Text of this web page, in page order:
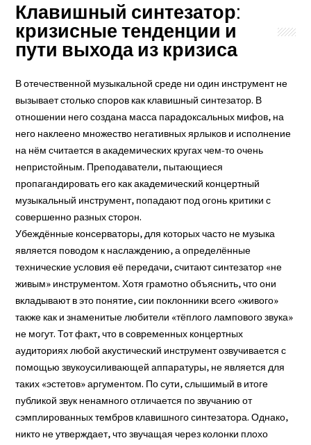
Клавишный синтезатор:
кризисные тенденции и
пути выхода из кризиса
В отечественной музыкальной среде ни один инструмент не
вызывает столько споров как клавишный синтезатор. В
отношении него создана масса парадоксальных мифов, на
него наклеено множество негативных ярлыков и исполнение
на нём считается в академических кругах чем-то очень
непристойным. Преподаватели, пытающиеся
пропагандировать его как академический концертный
музыкальный инструмент, попадают под огонь критики с
совершенно разных сторон.
Убеждённые консерваторы, для которых часто не музыка
является поводом к наслаждению, а определённые
технические условия её передачи, считают синтезатор «не
живым» инструментом. Хотя грамотно объяснить, что они
вкладывают в это понятие, сии поклонники всего «живого»
также как и знаменитые любители «тёплого лампового звука»
не могут. Тот факт, что в современных концертных
аудиториях любой акустический инструмент озвучивается с
помощью звукоусиливающей аппаратуры, не является для
таких «эстетов» аргументом. По сути, слышимый в итоге
публикой звук ненамного отличается по звучанию от
сэмплированных тембров клавишного синтезатора. Однако,
никто не утверждает, что звучащая через колонки плохо